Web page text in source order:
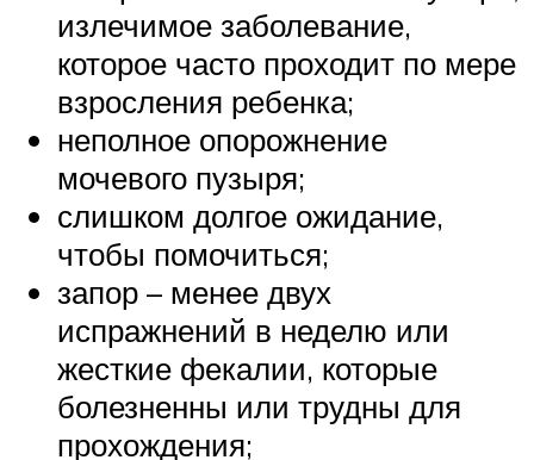
излечимое заболевание,
которое часто проходит по мере
взросления ребенка;
неполное опорожнение
мочевого пузыря;
слишком долгое ожидание,
чтобы помочиться;
запор – менее двух
испражнений в неделю или
жесткие фекалии, которые
болезненны или трудны для
прохождения;